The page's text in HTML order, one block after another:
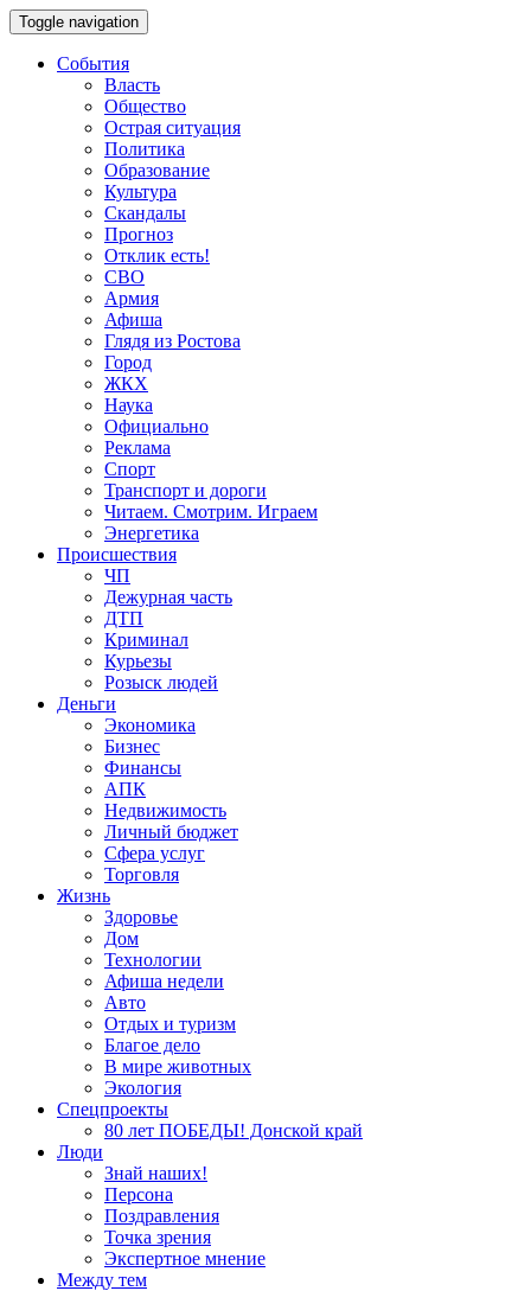
Toggle navigation
События
Власть
Общество
Острая ситуация
Политика
Образование
Культура
Скандалы
Прогноз
Отклик есть!
СВО
Армия
Афиша
Глядя из Ростова
Город
ЖКХ
Наука
Официально
Реклама
Спорт
Транспорт и дороги
Читаем. Смотрим. Играем
Энергетика
Происшествия
ЧП
Дежурная часть
ДТП
Криминал
Курьезы
Розыск людей
Деньги
Экономика
Бизнес
Финансы
АПК
Недвижимость
Личный бюджет
Сфера услуг
Торговля
Жизнь
Здоровье
Дом
Технологии
Афиша недели
Авто
Отдых и туризм
Благое дело
В мире животных
Экология
Спецпроекты
80 лет ПОБЕДЫ! Донской край
Люди
Знай наших!
Персона
Поздравления
Точка зрения
Экспертное мнение
Между тем